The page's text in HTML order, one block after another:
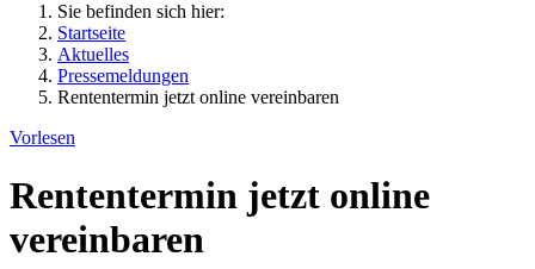
Sie befinden sich hier:
Startseite
Aktuelles
Pressemeldungen
Rententermin jetzt online vereinbaren
Vorlesen
Rententermin jetzt online
vereinbaren